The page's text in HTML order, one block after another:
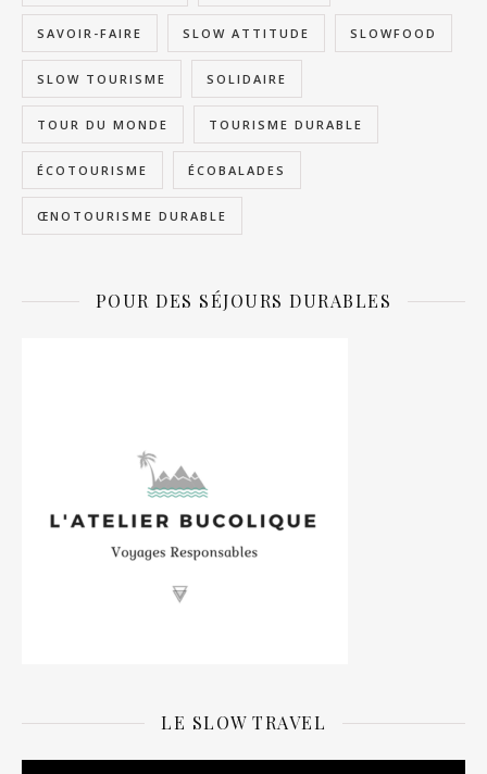
SAVOIR-FAIRE SLOW ATTITUDE SLOWFOOD
SLOW TOURISME SOLIDAIRE
TOUR DU MONDE TOURISME DURABLE
ÉCOTOURISME ÉCOBALADES
ŒNOTOURISME DURABLE
POUR DES SÉJOURS DURABLES
LE SLOW TRAVEL
Lecteur